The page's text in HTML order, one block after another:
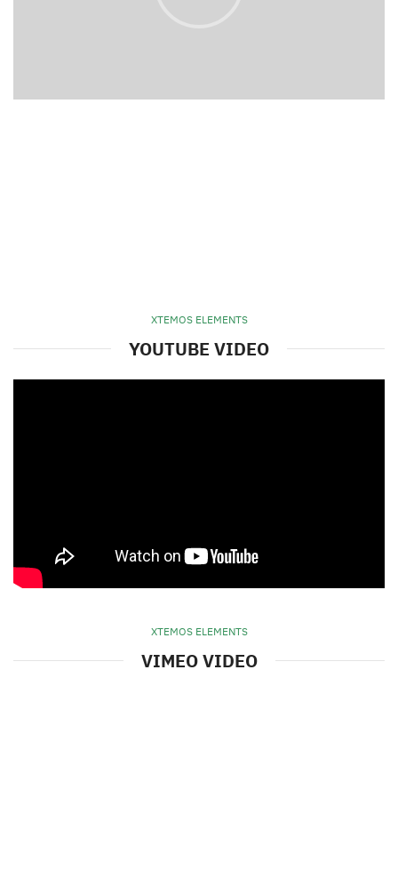
XTEMOS ELEMENTS
YOUTUBE VIDEO
XTEMOS ELEMENTS
VIMEO VIDEO